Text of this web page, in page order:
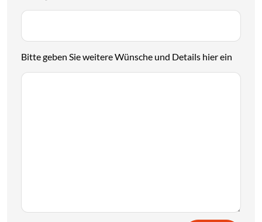
Bitte geben Sie weitere Wünsche und Details hier ein